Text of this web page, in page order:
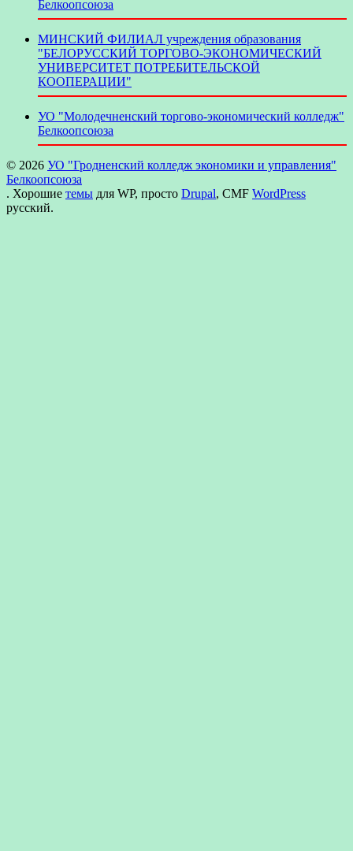
Белкоопсоюза
МИНСКИЙ ФИЛИАЛ учреждения образования
"БЕЛОРУССКИЙ ТОРГОВО-ЭКОНОМИЧЕСКИЙ
УНИВЕРСИТЕТ ПОТРЕБИТЕЛЬСКОЙ
КООПЕРАЦИИ"
УО "Молодечненский торгово-экономический колледж"
Белкоопсоюза
© 2026 УО "Гродненский колледж экономики и управления"
Белкоопсоюза
. Хорошие темы для WP, просто Drupal, CMF WordPress
русский.